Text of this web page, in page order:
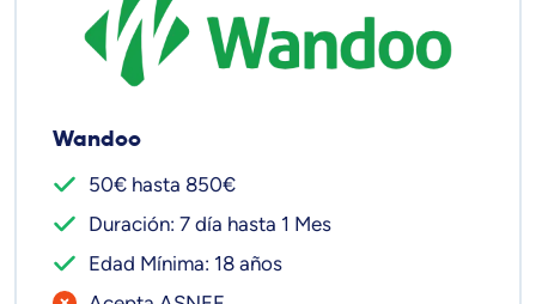
Wandoo
50€ hasta 850€
Duración: 7 día hasta 1 Mes
Edad Mínima: 18 años